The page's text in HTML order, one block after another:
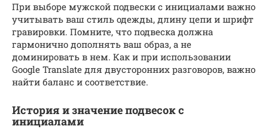
При выборе мужской подвески с инициалами важно
учитывать ваш стиль одежды, длину цепи и шрифт
гравировки. Помните, что подвеска должна
гармонично дополнять ваш образ, а не
доминировать в нем. Как и при использовании
Google Translate для двусторонних разговоров, важно
найти баланс и соответствие.
История и значение подвесок с
инициалами